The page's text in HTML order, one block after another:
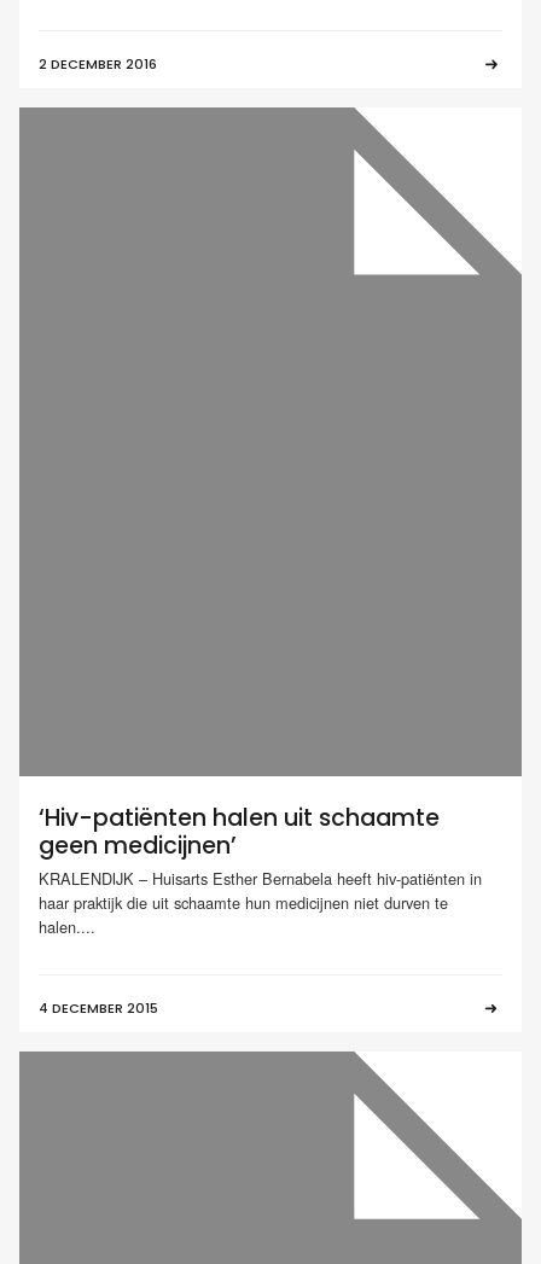
2 DECEMBER 2016
‘Hiv-patiënten halen uit schaamte
geen medicijnen’
KRALENDIJK – Huisarts Esther Bernabela heeft hiv-patiënten in
haar praktijk die uit schaamte hun medicijnen niet durven te
halen....
4 DECEMBER 2015